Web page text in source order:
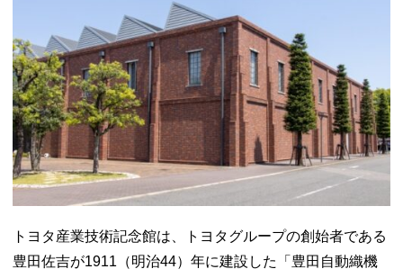
トヨタ産業技術記念館は、トヨタグループの創始者である
豊田佐吉が1911（明治44）年に建設した「豊田自動織機